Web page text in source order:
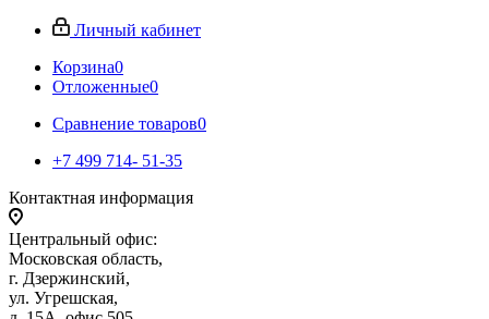
Личный кабинет
Корзина0
Отложенные0
Сравнение товаров0
+7 499 714- 51-35
Контактная информация
Центральный офис:
Московская область,
г. Дзержинский,
ул. Угрешская,